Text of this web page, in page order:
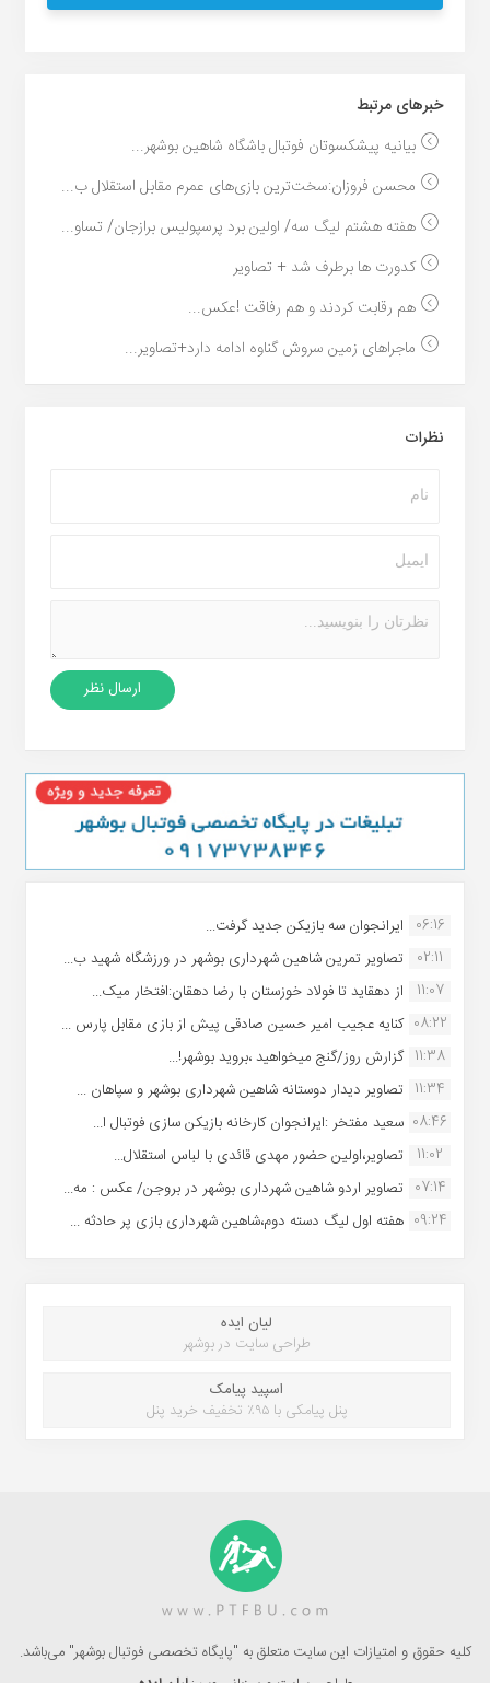
خبر‌های مرتبط
بیانیه پیشکسوتان فوتبال باشگاه شاهین بوشهر...
محسن فروزان:سخت‌ترین بازی‌های عمرم مقابل استقلال ب...
هفته هشتم لیگ سه/ اولین برد پرسپولیس برازجان/ تساو...
کدورت ها برطرف شد + تصاویر
هم رقابت کردند و هم رفاقت !عکس...
ماجراهای زمین سروش گناوه ادامه دارد+تصاویر...
نظرات
06:16 ایرانجوان سه بازیکن جدید گرفت...
02:11
تصاویر تمرین شاهین شهردارى بوشهر در ورزشگاه شهید ب...
11:07
از دهقاید تا فولاد خوزستان با رضا دهقان:افتخار میک...
08:22 کنایه عجیب امیر حسین صادقی پیش از بازی مقابل پارس ...
11:38 گزارش روز/گنج میخواهید ،بروید بوشهر!...
11:34 تصاویر دیدار دوستانه شاهین شهردارى بوشهر و سپاهان ...
08:46 سعید مفتخر :ایرانجوان کارخانه بازیکن سازی فوتبال ا...
11:02
تصاویر،اولین حضور مهدی قائدی با لباس استقلال...
07:14 تصاویر اردو شاهین شهرداری بوشهر در بروجن/ عکس : مه...
09:24 هفته اول لیگ دسته دوم،شاهین شهرداری بازی پر حادثه ...
لیان ایده
طراحی سایت در بوشهر
اسپید پیامک
پنل پیامکی با ۹۵٪ تخفیف خرید پنل
کلیه حقوق و امتیازات این سایت متعلق به "پایگاه تخصصی فوتبال بوشهر" می‌باشد.